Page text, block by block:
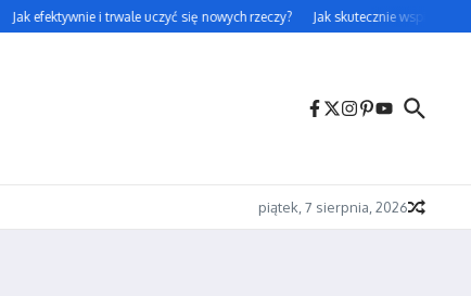
Jak efektywnie i trwale uczyć się nowych rzeczy? Jak skutecznie wspierać
piątek, 7 sierpnia, 2026